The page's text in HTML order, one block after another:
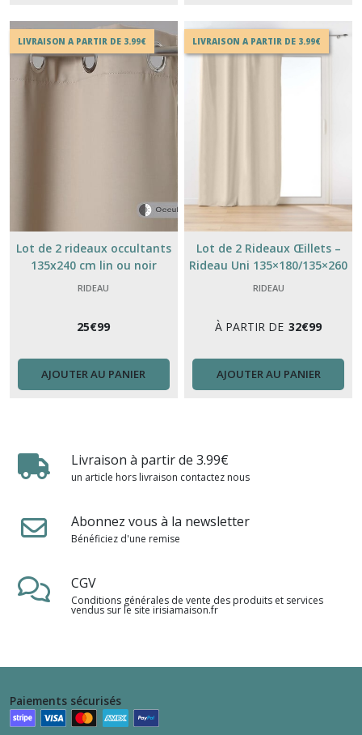
LIVRAISON A PARTIR DE 3.99€
Lot de 2 rideaux occultants
135x240 cm lin ou noir
RIDEAU
25€99
AJOUTER AU PANIER
LIVRAISON A PARTIR DE 3.99€
Lot de 2 Rideaux Œillets –
Rideau Uni 135×180/135×260
cm – Coton Polyester –
RIDEAU
À PARTIR DE 32€99
AJOUTER AU PANIER
Livraison à partir de 3.99€
un article hors livraison contactez nous
Abonnez vous à la newsletter
Bénéficiez d'une remise
CGV
Conditions générales de vente des produits et services
vendus sur le site irisiamaison.fr
Paiements sécurisés